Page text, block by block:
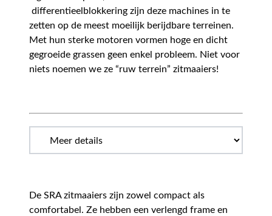
differentieelblokkering zijn deze machines in te
zetten op de meest moeilijk berijdbare terreinen.
Met hun sterke motoren vormen hoge en dicht
gegroeide grassen geen enkel probleem. Niet voor
niets noemen we ze “ruw terrein” zitmaaiers!
De SRA zitmaaiers zijn zowel compact als
comfortabel. Ze hebben een verlengd frame en